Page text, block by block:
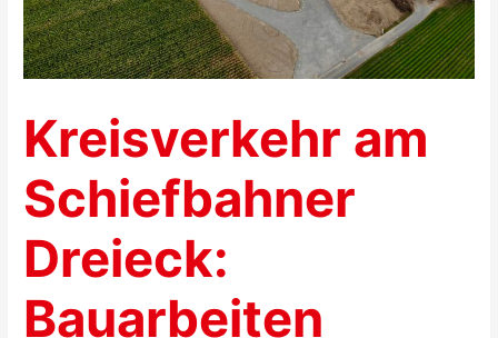
Kreisverkehr am
Schiefbahner
Dreieck:
Bauarbeiten